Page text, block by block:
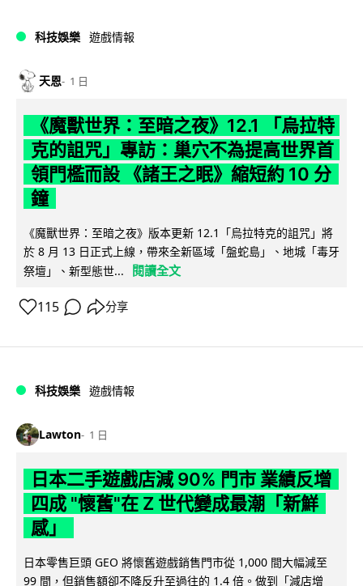
科技娛樂 遊戲情報
天恩 1 日
《魔獸世界：至暗之夜》12.1 「烏拉特
克的詛咒」專訪：巢穴不為提高世界首
領門檻而設 《諸王之眠》縮短約 10 分
鐘
《魔獸世界：至暗之夜》版本更新 12.1「烏拉特克的詛咒」將
於 8 月 13 日正式上線，帶來全新區域「盤蛇島」、地城「毒牙
祭壇」、新型態世...
閱讀全文
115 分享
科技娛樂 遊戲情報
Lawton 1 日
日本二手遊戲店減 90% 門市 業績反增
四成 "懷舊"在 Z 世代變成最潮「新鮮
感」
日本零售巨頭 GEO 將懷舊遊戲銷售門市從 1,000 間大幅減至
99 間，但銷售額卻不降反升至過往的 1.4 倍。做到「減店增